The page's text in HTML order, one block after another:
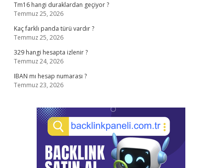
Tm16 hangi duraklardan geçiyor ?
Temmuz 25, 2026
Kaç farklı panda türü vardır ?
Temmuz 25, 2026
329 hangi hesapta izlenir ?
Temmuz 24, 2026
IBAN mı hesap numarası ?
Temmuz 23, 2026